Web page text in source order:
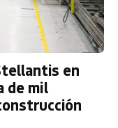
en
de mil